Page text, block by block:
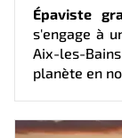
Épaviste
s'engage à
Aix-les-
planète en